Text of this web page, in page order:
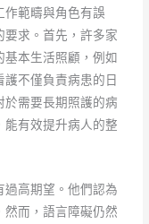
作範疇與角色有誤
求。首先，許多家
基本生活照顧，例如
不僅負責病患的日
於需要長期照護的病
能有效提升病人的整
高期望。他們認為
而，語言障礙仍然